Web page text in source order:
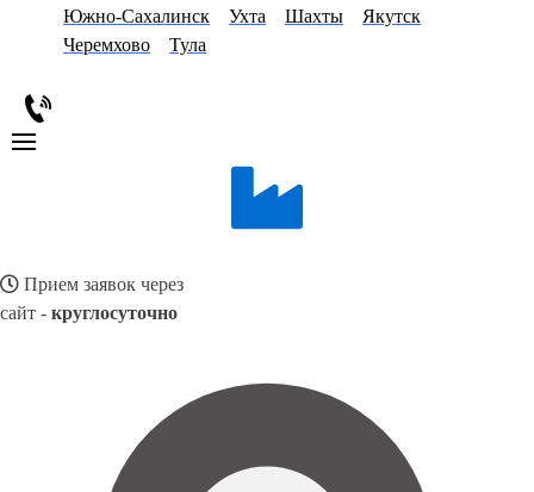
Южно-Сахалинск
Ухта Шахты
Якутск
Черемхово
Тула
Прием заявок через
сайт - круглосуточно